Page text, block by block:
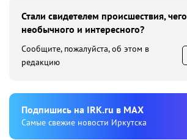
Стали свидетелем происшествия,
необычного и интересного?
Сообщите, пожалуйста, об этом в
редакцию
Подпишиcь на IRK.ru в MAX
Cамые свежие новости Иркутска